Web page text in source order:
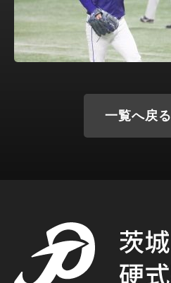
一覧へ戻る